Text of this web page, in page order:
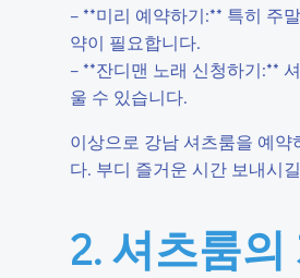
– **미리 예약하기:** 특히 주
약이 필요합니다.
– **잔디맨 노래 신청하기:**
울 수 있습니다.
이상으로 강남 셔츠룸을 예
다. 부디 즐거운 시간 보내시
2. 셔츠룸